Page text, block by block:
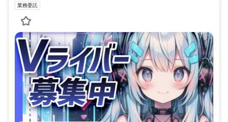
業務委託